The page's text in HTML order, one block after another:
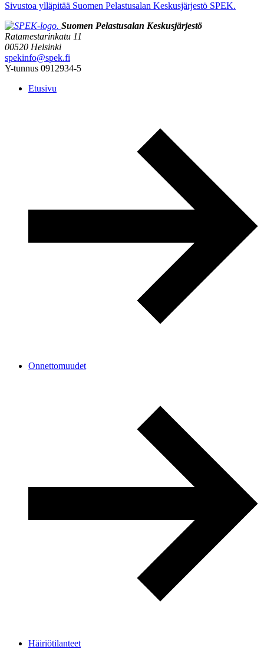
Sivustoa ylläpitää Suomen Pelastusalan Keskusjärjestö SPEK.
Suomen Pelastusalan Keskusjärjestö
Ratamestarinkatu 11
00520 Helsinki
spekinfo@spek.fi
Y-tunnus 0912934-5
Etusivu
Onnettomuudet
Häiriötilanteet